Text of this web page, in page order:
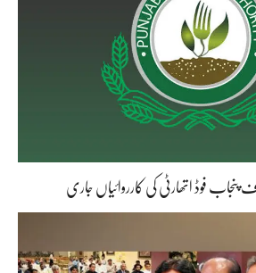
فوڈ اتھارٹی کی کارروائیاں جاری